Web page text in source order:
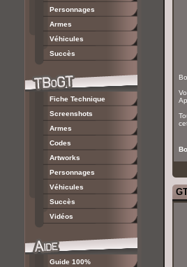
Personnages
Armes
Véhicules
Succès
Fiche Technique
Screenshots
Armes
Codes
Artworks
Personnages
Véhicules
Succès
Vidéos
Guide 100%